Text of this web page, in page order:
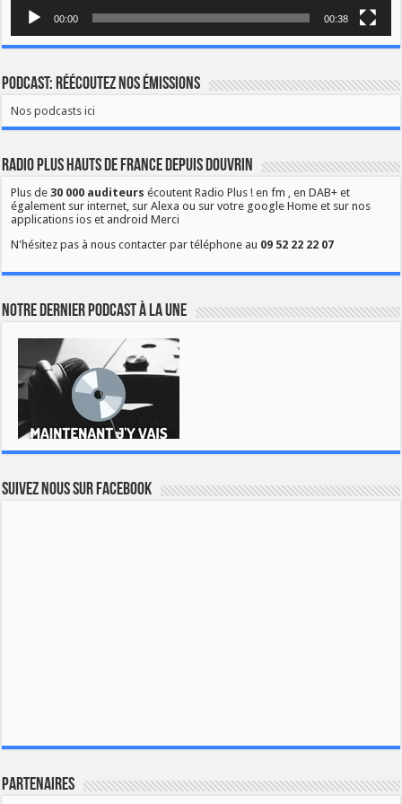
00:00 00:38
Podcast: Réécoutez nos émissions
Nos podcasts ici
Radio Plus Hauts de France depuis Douvrin
Plus de30 000 auditeurs écoutent Radio Plus ! en fm , en DAB+ et
également sur internet, sur Alexa ou sur votre google Home et sur nos
applications ios et android Merci
N'hésitez pas à nous contacter par téléphone au 09 52 22 22 07
Notre dernier podcast à la une
Suivez nous sur Facebook
Partenaires